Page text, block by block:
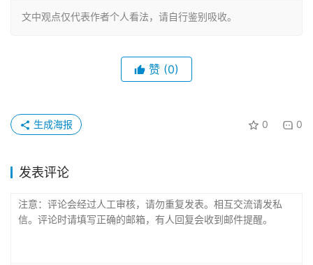
文中观点仅代表作者个人看法，请自行鉴别吸收。
赞 (0)
0 0
生成海报
发表评论